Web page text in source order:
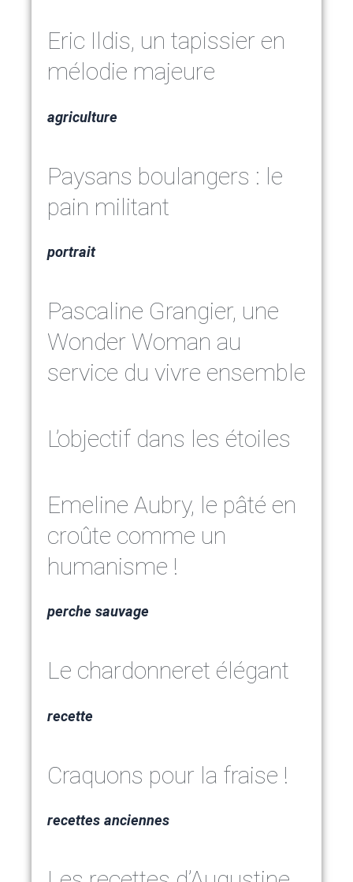
Eric Ildis, un tapissier en
mélodie majeure
agriculture
Paysans boulangers : le
pain militant
portrait
Pascaline Grangier, une
Wonder Woman au
service du vivre ensemble
L’objectif dans les étoiles
Emeline Aubry, le pâté en
croûte comme un
humanisme !
perche sauvage
Le chardonneret élégant
recette
Craquons pour la fraise !
recettes anciennes